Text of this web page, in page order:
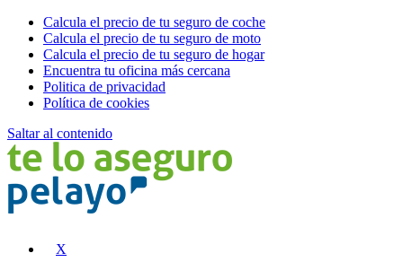
Calcula el precio de tu seguro de coche
Calcula el precio de tu seguro de moto
Calcula el precio de tu seguro de hogar
Encuentra tu oficina más cercana
Politica de privacidad
Política de cookies
Saltar al contenido
X